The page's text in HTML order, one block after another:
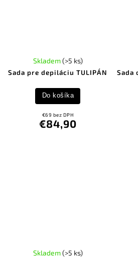
Sada pre depiláciu TULIPÁN
Skladem(>5 ks)
€69 bez DPH
€84,90
Do košíka
Sada
Skladem(>5 ks)